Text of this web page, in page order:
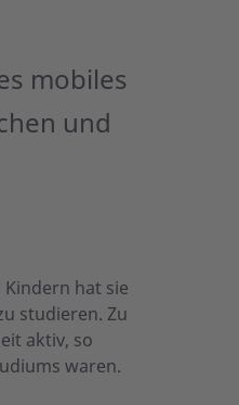
mobiles
und
hat sie
studieren. Zu
aktiv, so
waren.